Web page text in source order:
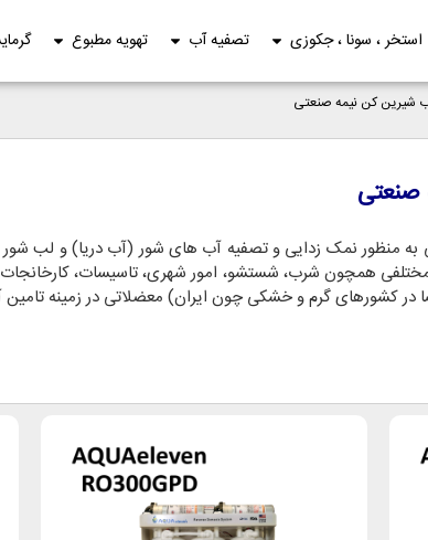
استخر ، سونا ، جکوزی تصفیه آب تهویه مطبوع
شیرین کن نیمه صنعتی
صنعتی
منظور نمک زدایی و تصفیه آب های شور (آب دریا) و لب
همچون شرب، شستشو، امور شهری، تاسیسات،
کشورهای گرم و خشکی چون ایران) معضلاتی در زمینه تامین